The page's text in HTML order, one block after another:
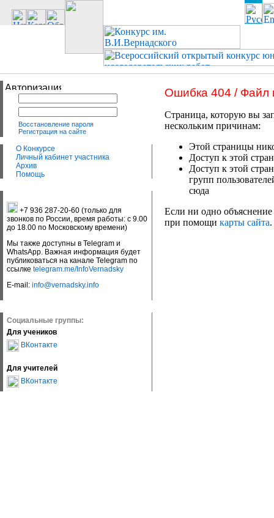
Восстановление пароля
Регистрация на сайте
О Конкурсе
Личный кабинет участника
Архив
Помощь
+7 936 287-20-60 (только для
звонков по России, время работы: с 9.00
до 18.00 по Московскому времени)
Мы также доступны в Telegram и
WhatsApp. Важная информация будет
публиковаться на канале Telegram по
ссылке telegram.me/InfoVernadsky
E-mail: info@vernadsky.info
Социальные группы:
Для учеников
ВКонтакте
Для учителей
ВКонтакте
Ошибка 404 / Файл
Страница, которую вы
нескольким причинам:
Этой страницы
Доступ к этой
Доступ к этой
групп
сюда
Если ни одно объяснение
при помощи карты сайта.